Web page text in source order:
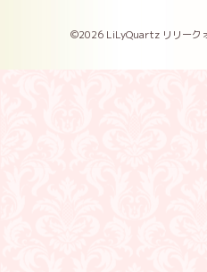
©2026 LiLyQuartz リリーク